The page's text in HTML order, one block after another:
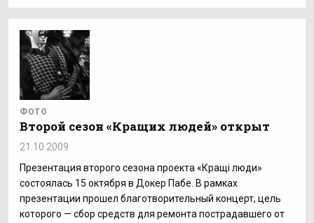
ФОТО
Второй сезон «Кращих людей» открыт
21.10.2009
Презентация второго сезона проекта «Кращi люди»
состоялась 15 октября в Докер Пабе. В рамках
презентации прошел благотворительный концерт, цель
которого — сбор средств для ремонта пострадавшего от